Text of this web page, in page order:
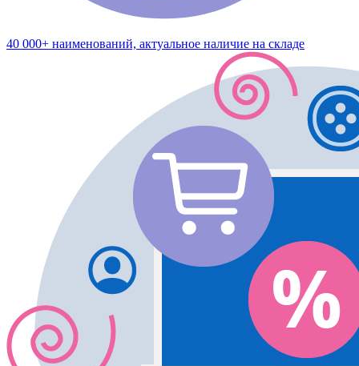
40 000+ наименований, актуальное наличие на складе